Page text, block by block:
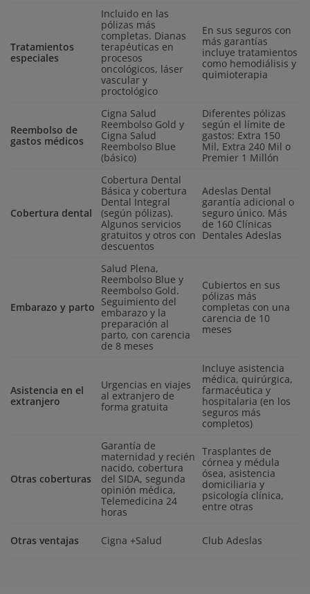
Tratamientos
especiales
Incluido en las
pólizas más
completas. Dianas
terapéuticas en
procesos
oncológicos, láser
vascular y
proctológico
En sus seguros con
más garantías
incluye tratamientos
como hemodiálisis y
quimioterapia
Reembolso de
gastos médicos
Cigna Salud
Reembolso Gold y
Cigna Salud
Reembolso Blue
(básico)
Diferentes pólizas
según el límite de
gastos: Extra 150
Mil, Extra 240 Mil o
Premier 1 Millón
Cobertura dental
Cobertura Dental
Básica y cobertura
Dental Integral
(según pólizas).
Algunos servicios
gratuitos y otros con
descuentos
Adeslas Dental
garantía adicional o
seguro único. Más
de 160 Clínicas
Dentales Adeslas
Embarazo y parto
Salud Plena,
Reembolso Blue y
Reembolso Gold.
Seguimiento del
embarazo y la
preparación al
parto, con carencia
de 8 meses
Cubiertos en sus
pólizas más
completas con una
carencia de 10
meses
Asistencia en el
extranjero
Urgencias en viajes
al extranjero de
forma gratuita
Incluye asistencia
médica, quirúrgica,
farmacéutica y
hospitalaria (en los
seguros más
completos)
Otras coberturas
Garantía de
maternidad y recién
nacido, cobertura
del SIDA, segunda
opinión médica,
Telemedicina 24
horas
Trasplantes de
córnea y médula
ósea, asistencia
domiciliaria y
psicología clínica,
entre otras
Otras ventajas Cigna +Salud Club Adeslas